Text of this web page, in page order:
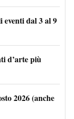
eventi dal 3 al 9
d’arte più
2026 (anche